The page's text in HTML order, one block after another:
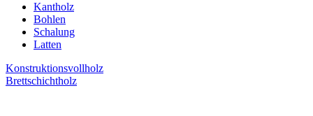
Kantholz
Bohlen
Schalung
Latten
Konstruktionsvollholz
Brettschichtholz